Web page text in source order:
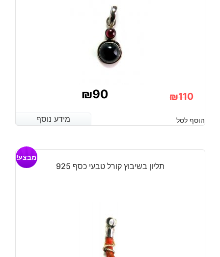
₪110
המקורי
היה:
₪90
הנוכחי
הוא:
מידע נוסף הוסף לסל מידע נוסף
תליון בשיבוץ קורל טבעי כסף 925
מבצע!